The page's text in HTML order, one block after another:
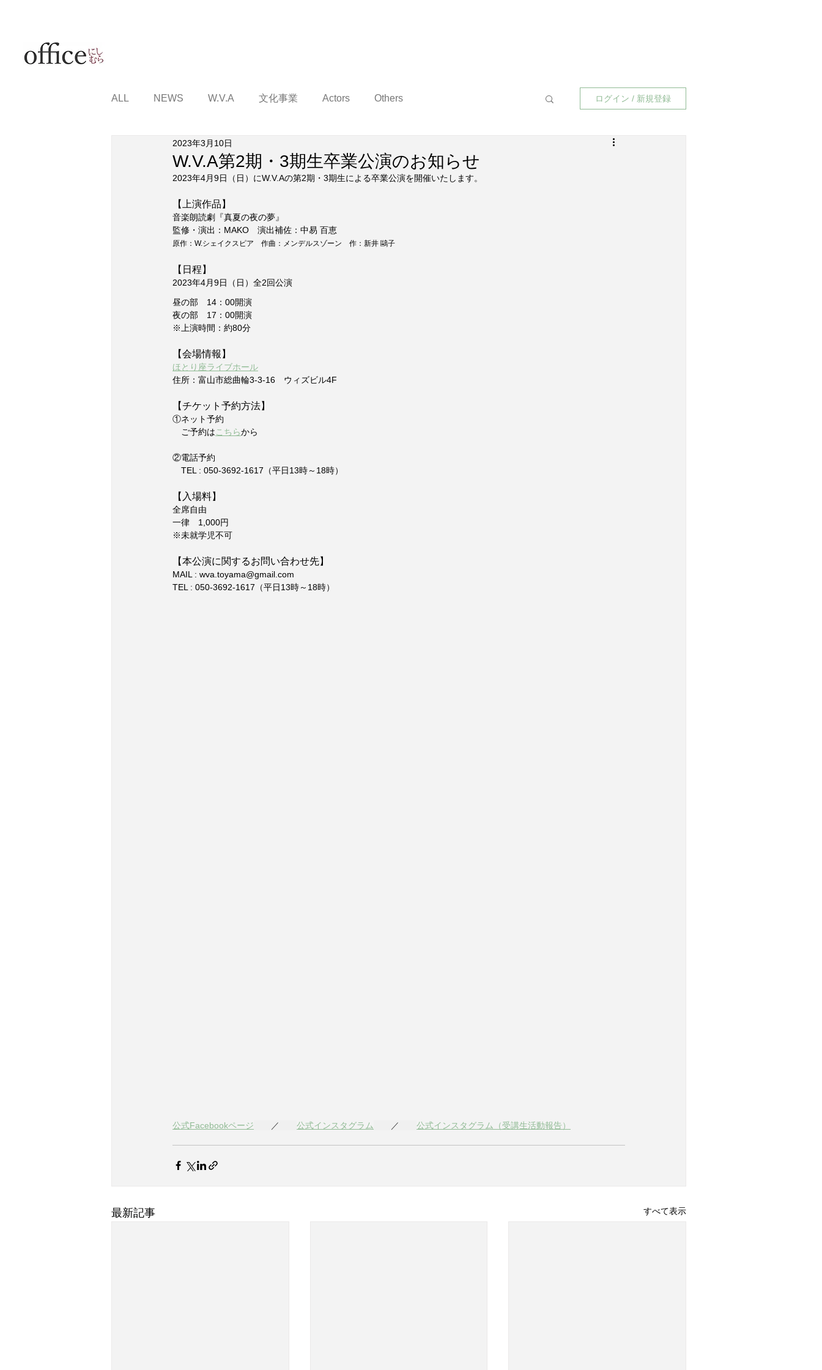
ALL NEWS W.V.A 文化事業 Actors Others ログイン / 新規登録
W.V.A第2期・3期生卒業公演のお知らせ
2023年3月10日
2023年4月9日（日）にW.V.Aの第2期・3期生による卒業公演を開催いたします。
【上演作品】
音楽朗読劇『真夏の夜の夢』
監修・演出：MAKO　演出補佐：中易 百恵
原作：W.シェイクスピア　作曲：メンデルスゾーン　作：新井 鷗子
【日程】
2023年4月9日（日）全2回公演
昼の部　14：00開演
夜の部　17：00開演
※上演時間：約80分
【会場情報】
ほとり座ライブホール
住所：富山市総曲輪3-3-16　ウィズビル4F
【チケット予約方法】
​①ネット予約
ご予約は こちらから
②電話予約
TEL : 050-3692-1617（平日13時～18時）
【入場料】
全席自由
一律　1,000円
※未就学児不可
【本公演に関するお問い合わせ先】
MAIL : wva.toyama@gmail.com
TEL : 050-3692-1617（平日13時～18時）
公式Facebookページ ／ 公式インスタグラム ／ 公式インスタグラム（受講生活動報告）
最新記事 すべて表示